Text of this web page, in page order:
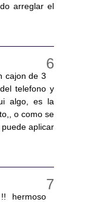
arreglar el
cajon de 3
telefono y
algo, es la
o como se
aplicar
hermoso